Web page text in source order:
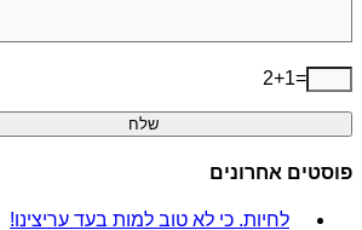
2+1=
פוסטים אחרונים
לחיות. כי לא טוב למות בעד עריצינו!